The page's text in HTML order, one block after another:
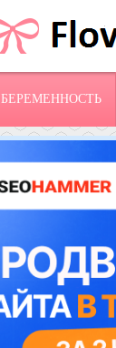
БЕРЕМЕННОСТЬ